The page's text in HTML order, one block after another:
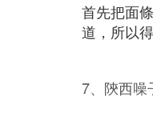
首先把面
道，所以
7、陝西噪